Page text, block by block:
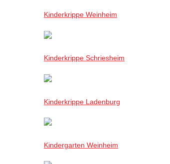
Kinderkrippe Weinheim
Kinderkrippe Schriesheim
Kinderkrippe Ladenburg
Kindergarten Weinheim